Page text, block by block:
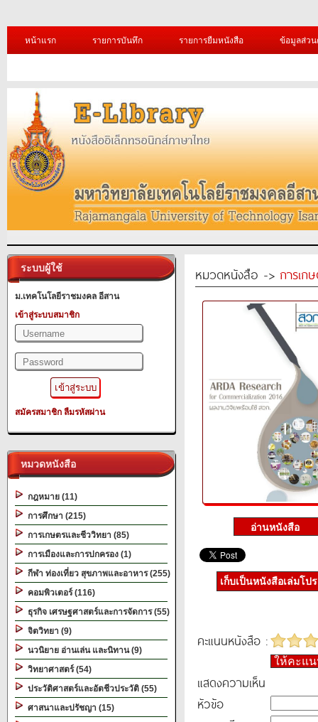
หน้าแรก รายการบันทึก รายการยืมหนังสือ ข้อมูลส่ว
ระบบผู้ใช้
ม.เทคโนโลยีราชมงคล อีสาน
เข้าสู่ระบบสมาชิก
สมัครสมาชิก ลืมรหัสผ่าน
หมวดหนังสือ
กฎหมาย (11)
การศึกษา (215)
การเกษตรและชีววิทยา (85)
การเมืองและการปกครอง (1)
กีฬา ท่องเที่ยว สุขภาพและอาหาร (255)
คอมพิวเตอร์ (116)
ธุรกิจ เศรษฐศาสตร์และการจัดการ (55)
จิตวิทยา (9)
นวนิยาย อ่านเล่น และนิทาน (9)
วิทยาศาสตร์ (54)
ประวัติศาสตร์และอัตชีวประวัติ (55)
ศาสนาและปรัชญา (15)
หมวดหนังสือ -> การเก
เก็บเป็นหนังสือเล่มโป
คะแนนหนังสือ :
ให้คะแ
แสดงความเห็น
หัวข้อ